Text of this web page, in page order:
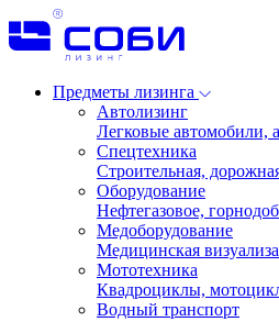
Предметы лизинга
Автолизинг
Легковые автомобили,
Спецтехника
Строительная,
Оборудование
Нефтегазовое,
Медоборудование
Медицинская
Мототехника
Квадроциклы,
Водный транспорт